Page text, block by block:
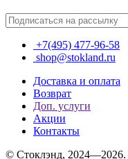
+7(495) 477-96-58
shop@stokland.ru
Доставка и оплата
Возврат
Доп. услуги
Акции
Контакты
© Стоклэнд,